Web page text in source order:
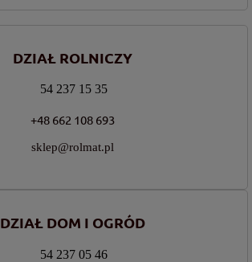
DZIAŁ ROLNICZY
54 237 15 35
+48 662 108 693
sklep@rolmat.pl
DZIAŁ DOM I OGRÓD
54 237 05 46